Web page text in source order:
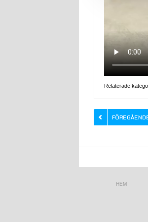
Relaterade
HEM